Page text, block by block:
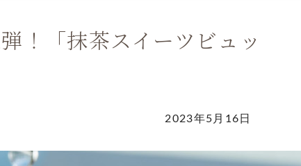
！「抹茶スイーツビュッ
2023年5月16日